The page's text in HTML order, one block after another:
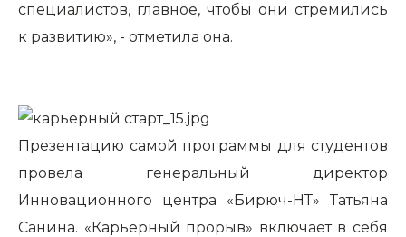
специалистов, главное, чтобы они стремились
к развитию», - отметила она.
Презентацию самой программы для студентов
провела генеральный директор
Инновационного центра «Бирюч-НТ» Татьяна
Санина. «Карьерный прорыв» включает в себя